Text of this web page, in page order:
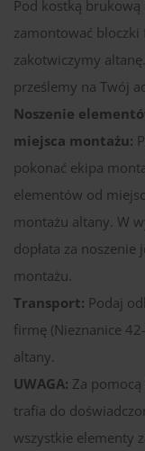
Pod kostką
zamontować
zakotwiczymy
prześlemy na Twój
Noszenie
miejsca montażu:
pokonać ekipa
elementów od
montażu altany. W
dopłata za
montażu.
Transport: Podaj
firmę (Nieznanice
altany.
UWAGA: Za
trafia do
wszystkie elementy